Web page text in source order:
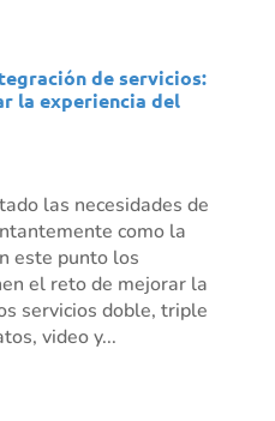
de servicios:
la experiencia del
las necesidades de
como la
este punto los
el reto de mejorar la
servicios doble, triple
video y...